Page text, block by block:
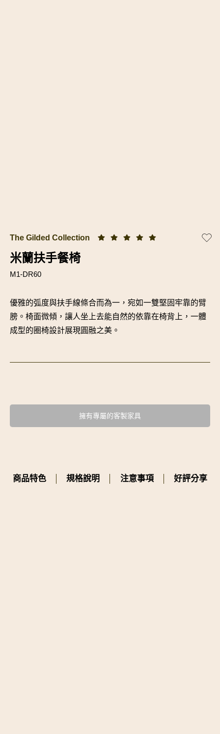
The Gilded Collection
米蘭扶手餐椅
M1-DR60
優雅的弧度與扶手線條合而為一，宛如一雙堅固牢靠的臂
膀。椅面微傾，讓人坐上去能自然的依靠在椅背上，一體
成型的圈椅設計展現圓融之美。
擁有專屬的客製家具
商品特色 規格說明 注意事項 好評分享